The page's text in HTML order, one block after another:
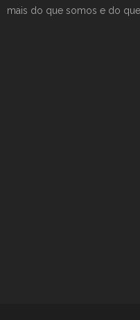
mais do que somos e do